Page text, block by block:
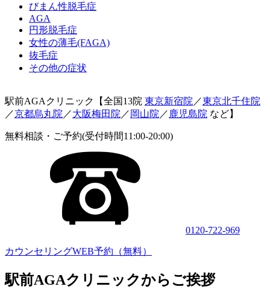
びまん性脱毛症
AGA
円形脱毛症
女性の薄毛(FAGA)
抜毛症
その他の症状
駅前AGAクリニック【全国13院 東京新宿院 ／東京北千住院
／京都烏丸院 ／大阪梅田院 ／ 岡山院 ／ 鹿児島院 など】
無料相談・ご予約(受付時間11:00-20:00)
0120-722-969
カウンセリングWEB予約（無料）
駅前AGAクリニックからご挨拶